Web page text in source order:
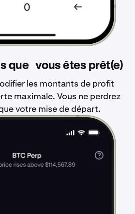
que vous êtes prêt(e)
les montants de profit
maximale. Vous ne perdrez
votre mise de départ.